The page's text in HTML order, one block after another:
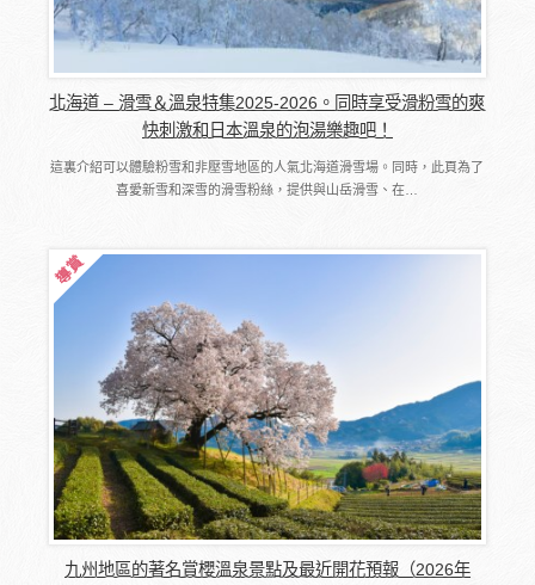
北海道 – 滑雪＆溫泉特集2025-2026。同時享受滑粉雪的爽
快刺激和日本溫泉的泡湯樂趣吧！
這裏介紹可以體驗粉雪和非壓雪地區的人氣北海道滑雪場。同時，此頁為了
喜愛新雪和深雪的滑雪粉絲，提供與山岳滑雪、在…
九州地區的著名賞櫻溫泉景點及最近開花預報（2026年